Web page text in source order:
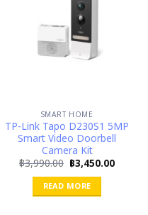
SMART HOME
TP-Link Tapo D230S1 5MP
Smart Video Doorbell
Camera Kit
฿3,990.00 Original
price
was:
฿3,990.00.
฿3,450.00Current
READ MORE